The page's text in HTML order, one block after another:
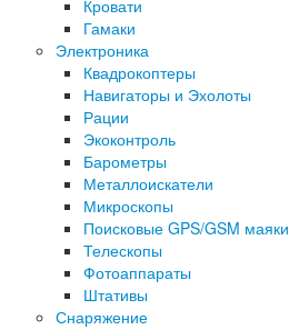
Кровати
Гамаки
Электроника
Квадрокоптеры
Навигаторы и Эхолоты
Рации
Экоконтроль
Барометры
Металлоискатели
Микроскопы
Поисковые GPS/GSM маяки
Телескопы
Фотоаппараты
Штативы
Снаряжение